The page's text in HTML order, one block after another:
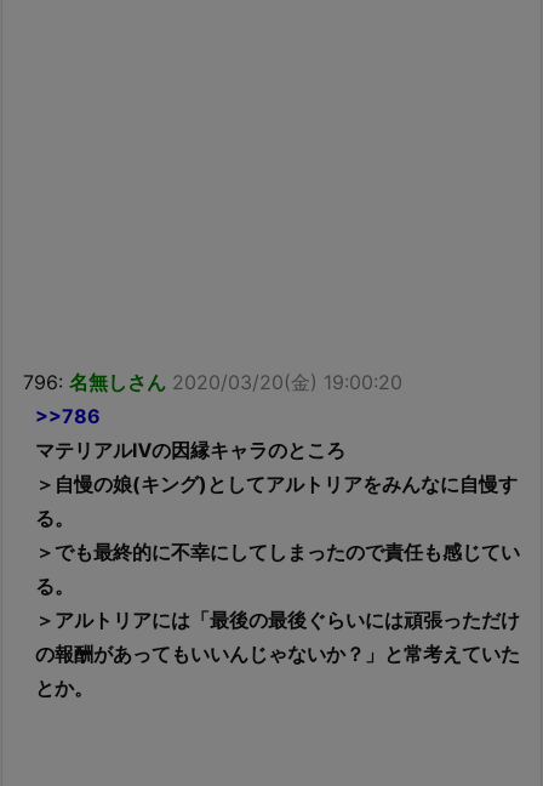
796: 名無しさん 2020/03/20(金) 19:00:20
>>786
マテリアルⅣの因縁キャラのところ
＞自慢の娘(キング)としてアルトリアをみんなに自慢す
る。
＞でも最終的に不幸にしてしまったので責任も感じてい
る。
＞アルトリアには「最後の最後ぐらいには頑張っただけ
の報酬があってもいいんじゃないか？」と常考えていた
とか。